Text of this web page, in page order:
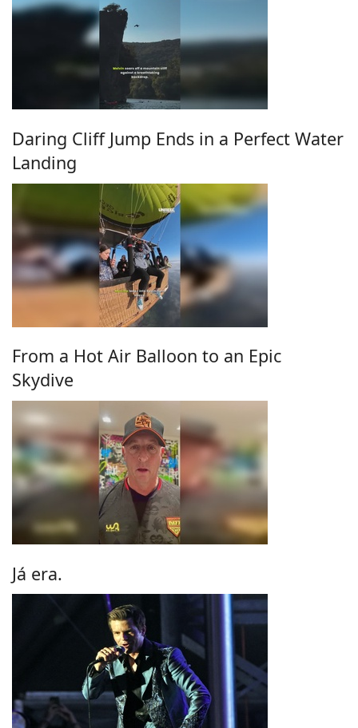
Daring Cliff Jump Ends in a Perfect Water
Landing
From a Hot Air Balloon to an Epic
Skydive
Já era.